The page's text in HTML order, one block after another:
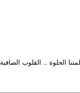
الحلوة .. القلوب الصافية